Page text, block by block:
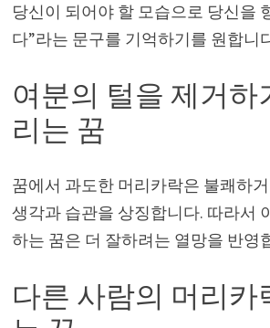
당신이 되어야 할 모습으로 당신을
다”라는 문구를 기억하기를 원합니
여분의 털을 제거하
리는 꿈
꿈에서 과도한 머리카락은 불쾌하
생각과 습관을 상징합니다. 따라서
하는 꿈은 더 잘하려는 열망을 반영
다른 사람의 머리카